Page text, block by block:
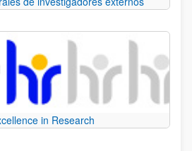
in Research